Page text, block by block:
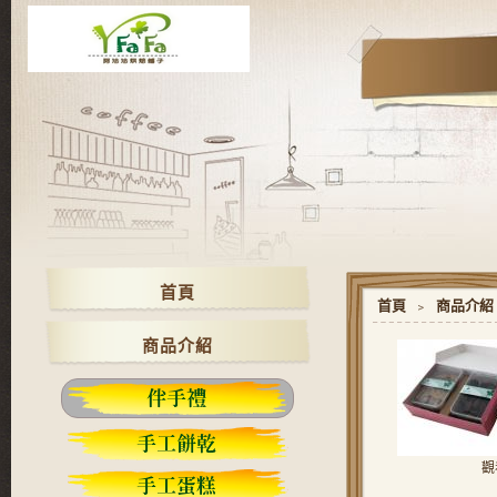
首頁 ﹥ 商品介紹
觀
首頁
商品介紹